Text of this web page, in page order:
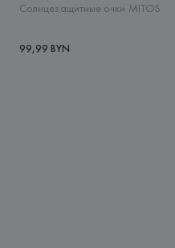
Солнцезащитные очки MITOS
99,99 BYN